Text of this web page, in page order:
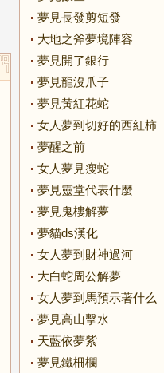
夢見長發剪短發
大地之斧夢境陣容
夢見開了銀行
夢見龍沒爪子
夢見黃紅花蛇
女人夢到切好的西紅柿
夢醒之前
女人夢見瘦蛇
夢見靈堂代表什麼
夢見鬼樓解夢
夢貓ds漢化
女人夢到財神過河
大白蛇周公解夢
女人夢到馬預示著什么
夢見高山擊水
天藍依夢紫
夢見鐵柵欄